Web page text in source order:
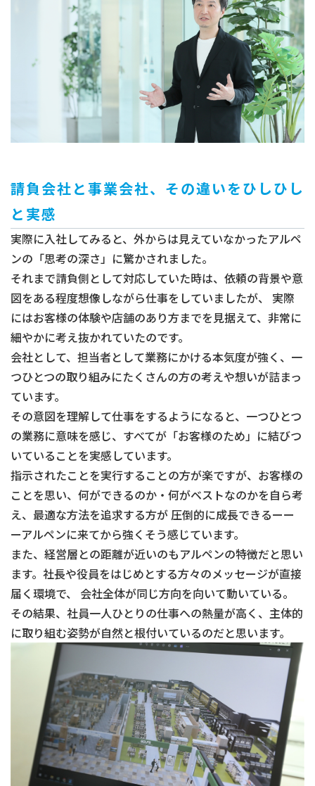
請負会社と事業会社、その違いをひしひし
と実感
実際に入社してみると、外からは見えていなかったアルペ
ンの「思考の深さ」に驚かされました。
それまで請負側として対応していた時は、依頼の背景や意
図をある程度想像しながら仕事をしていましたが、 実際
にはお客様の体験や店舗のあり方までを見据えて、非常に
細やかに考え抜かれていたのです。
会社として、担当者として業務にかける本気度が強く、一
つひとつの取り組みにたくさんの方の考えや想いが詰まっ
ています。
その意図を理解して仕事をするようになると、一つひとつ
の業務に意味を感じ、すべてが「お客様のため」に結びつ
いていることを実感しています。
指示されたことを実行することの方が楽ですが、お客様の
ことを思い、何ができるのか・何がベストなのかを自ら考
え、最適な方法を追求する方が 圧倒的に成長できるーー
ーアルペンに来てから強くそう感じています。
また、経営層との距離が近いのもアルペンの特徴だと思い
ます。社長や役員をはじめとする方々のメッセージが直接
届く環境で、 会社全体が同じ方向を向いて動いている。
その結果、社員一人ひとりの仕事への熱量が高く、主体的
に取り組む姿勢が自然と根付いているのだと思います。